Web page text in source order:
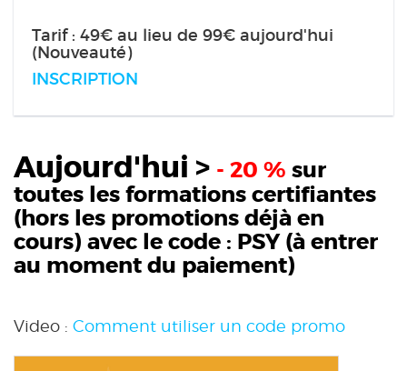
Tarif : 49€ au lieu de 99€ aujourd'hui
(Nouveauté)
INSCRIPTION
Aujourd'hui > - 20 % sur
toutes les formations certifiantes
(hors les promotions déjà en
cours) avec le code : PSY(à entrer
au moment du paiement)
Video : Comment utiliser un code promo